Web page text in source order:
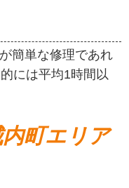
簡単な修理であれ
には平均1時間以
町エリア